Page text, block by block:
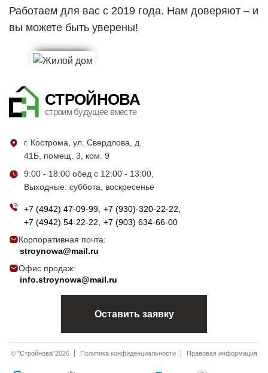
Работаем для вас с 2019 года. Нам доверяют – и
вы можете быть уверены!
СТРОЙНОВА
строим будущее вместе
г. Кострома, ул. Свердлова, д.
41Б, помещ. 3, ком. 9
9:00 - 18:00 обед с 12:00 - 13:00,
Выходные: суббота, воскресенье
+7 (4942) 47-09-99 +7 (930)-320-22-22
+7 (4942) 54-22-22
+7 (903) 634-66-00
Корпоративная почта:
stroynowa@mail.ru
Офис продаж:
info.stroynowa@mail.ru
Оставить заявку
© "Стройнова"2026 Политика конфиденциальности Правовая информация